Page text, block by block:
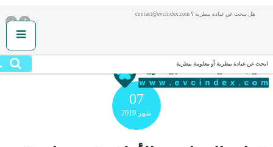
هل تبحث عن عيادة بيطرية ؟ contact@evcindex.com
ابحث عن عيادة بيطرية أو معلومة بيطرية
07
شهر 2019